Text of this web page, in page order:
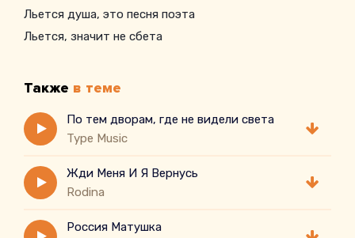
Льется душа, это песня поэта
Льется, значит не сбета
Также в теме
По тем дворам, где не видели света
Type Music
Жди Меня И Я Вернусь
Rodina
Россия Матушка